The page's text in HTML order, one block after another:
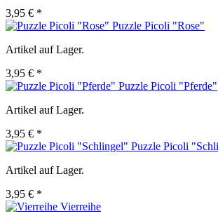
3,95 € *
Puzzle Picoli "Rose"
Artikel auf Lager.
3,95 € *
Puzzle Picoli "Pferde"
Artikel auf Lager.
3,95 € *
Puzzle Picoli
Artikel auf Lager.
3,95 € *
Vierreihe